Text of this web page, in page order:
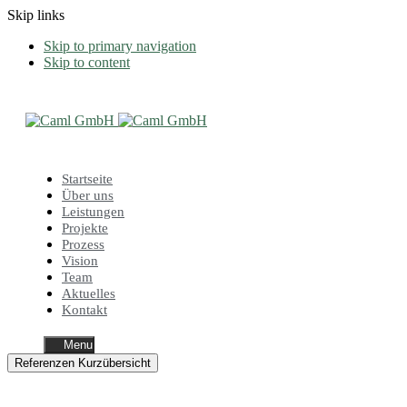
Skip links
Skip to primary navigation
Skip to content
Startseite
Über uns
Leistungen
Projekte
Prozess
Vision
Team
Aktuelles
Kontakt
Menu
Referenzen Kurzübersicht